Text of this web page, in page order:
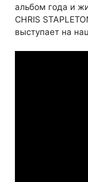
альбом года и
CHRIS
выступает на